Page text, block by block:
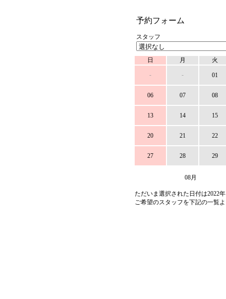
予約フォーム
スタッフ
日 月 火
- - 01
06 07 08
13 14 15
20 21 22
27 28 29
08月
ただいま選択された日付は2022
ご希望のスタッフを下記の一覧